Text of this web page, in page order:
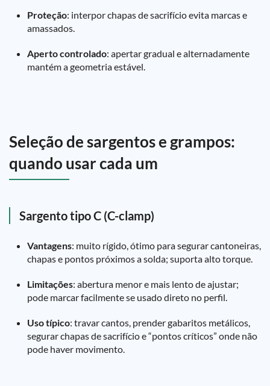
Proteção: interpor chapas de sacrifício evita marcas e
amassados.
Aperto controlado: apertar gradual e alternadamente
mantém a geometria estável.
Seleção de sargentos e grampos:
quando usar cada um
Sargento tipo C (C-clamp)
Vantagens: muito rígido, ótimo para segurar cantoneiras,
chapas e pontos próximos a solda; suporta alto torque.
Limitações: abertura menor e mais lento de ajustar;
pode marcar facilmente se usado direto no perfil.
Uso típico: travar cantos, prender gabaritos metálicos,
segurar chapas de sacrifício e “pontos críticos” onde não
pode haver movimento.